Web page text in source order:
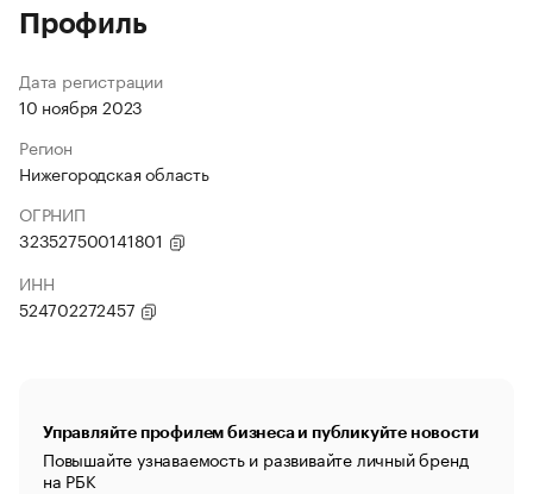
Профиль
Дата регистрации
10 ноября 2023
Регион
Нижегородская область
ОГРНИП
323527500141801
ИНН
524702272457
Управляйте профилем бизнеса и публикуйте новости
Повышайте узнаваемость и развивайте личный бренд
на РБК